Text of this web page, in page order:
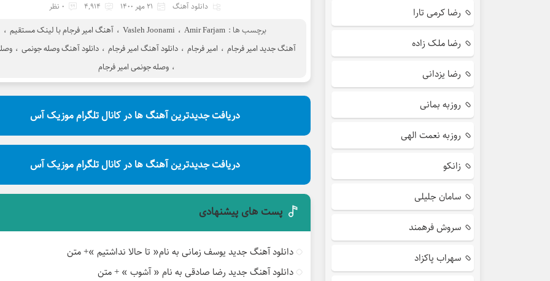
دانلود آهنگ 21 مهر 1400 4,914 0 نظر
برچسب ها : Amir Farjam ، Vasleh Joonami ، آهنگ امیر فرجام با لینک مستقیم ،
آهنگ جدید امیر فرجام ، امیر فرجام ، دانلود آهنگ امیر فرجام ، دانلود آهنگ وصله جونمی ،
، وصله جونمی امیر فرجام
دریافت جدیدترین آهنگ ها در کانال تلگرام موزیک آس
دریافت جدیدترین آهنگ ها در کانال تلگرام موزیک آس
پست های پیشنهادی
دانلود آهنگ جدید یوسف زمانی به نام« تا حالا نداشتیم »+ متن
دانلود آهنگ جدید رضا صادقی به نام « آشوب » + متن
رضا کرمی تارا
رضا ملک زاده
رضا یزدانی
روزبه بمانی
روزبه نعمت الهی
زانکو
سامان جلیلی
سروش فرهمند
سهراب پاکزاد